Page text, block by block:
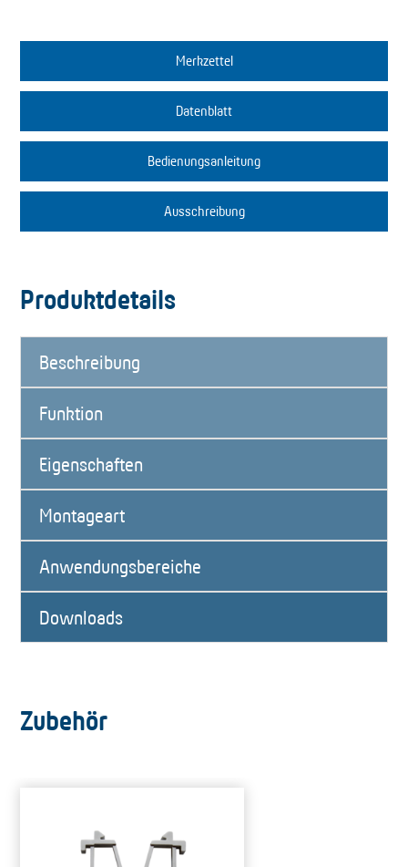
Merkzettel
Datenblatt
Bedienungsanleitung
Ausschreibung
Produktdetails
Beschreibung
Funktion
Eigenschaften
Montageart
Anwendungsbereiche
Downloads
Zubehör